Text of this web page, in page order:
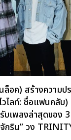
อค) สร้างความป
ไลท์: ชื่อแฟนคลับ
เพลงล่าสุดของ
กริน” วง